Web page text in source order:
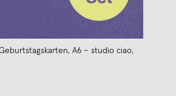
A6 – studio ciao,